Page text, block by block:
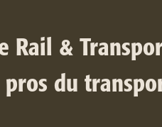
Rail &
pros du